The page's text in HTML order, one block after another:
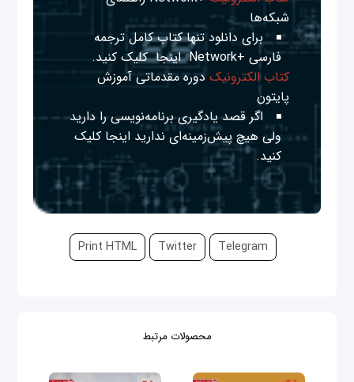
شبکه‌ها
برای دانلود تنها کتاب کامل ترجمه
فارسی +Network
اینجا کلیک کنید.
کتاب الکترونیک دوره مقدماتی آموزش
پایتون
اگر قصد یادگیری برنامه‌نویسی را دارید
ولی هیچ پیش‌زمینه‌ای نداریداینجا کلیک
کنید.
Telegram
Twitter
Print HTML
محصولات مرتبط